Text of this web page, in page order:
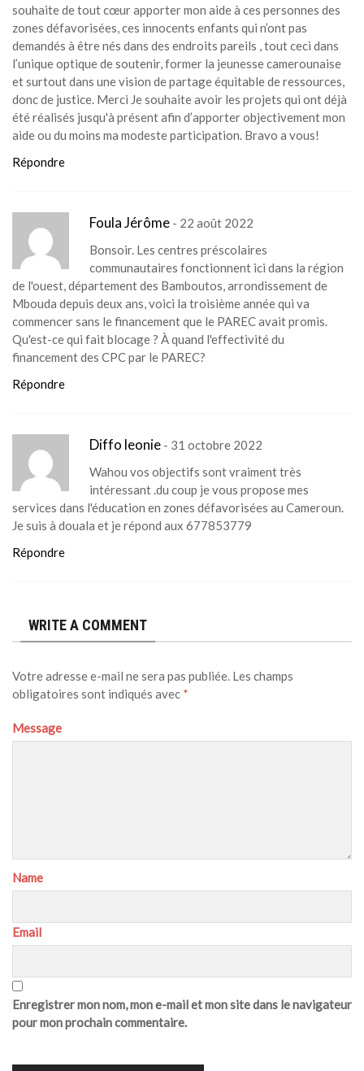
souhaite de tout cœur apporter mon aide à ces personnes des
zones défavorisées, ces innocents enfants qui n’ont pas
demandés à être nés dans des endroits pareils , tout ceci dans
l’unique optique de soutenir, former la jeunesse camerounaise
et surtout dans une vision de partage équitable de ressources,
donc de justice. Merci Je souhaite avoir les projets qui ont déjà
été réalisés jusqu'à présent afin d’apporter objectivement mon
aide ou du moins ma modeste participation. Bravo a vous!
Répondre
Foula Jérôme - 22 août 2022
Bonsoir. Les centres préscolaires
communautaires fonctionnent ici dans la région
de l'ouest, département des Bamboutos, arrondissement de
Mbouda depuis deux ans, voici la troisième année qui va
commencer sans le financement que le PAREC avait promis.
Qu'est-ce qui fait blocage ? À quand l'effectivité du
financement des CPC par le PAREC?
Répondre
Diffo leonie - 31 octobre 2022
Wahou vos objectifs sont vraiment très
intéressant .du coup je vous propose mes
services dans l'éducation en zones défavorisées au Cameroun.
Je suis à douala et je répond aux 677853779
Répondre
WRITE A COMMENT
Votre adresse e-mail ne sera pas publiée. Les champs
obligatoires sont indiqués avec *
Message
Name
Email
Enregistrer mon nom, mon e-mail et mon site dans le navigateur
pour mon prochain commentaire.